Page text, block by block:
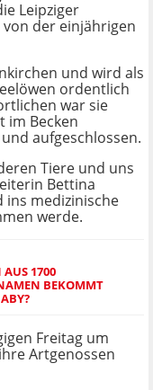
Leipziger
der einjährigen
und wird als
ordentlich
war sie
im Becken
aufgeschlossen.
Tiere und uns
Bettina
ins medizinische
werde.
AUS 1700
BEKOMMT
Freitag um
Artgenossen